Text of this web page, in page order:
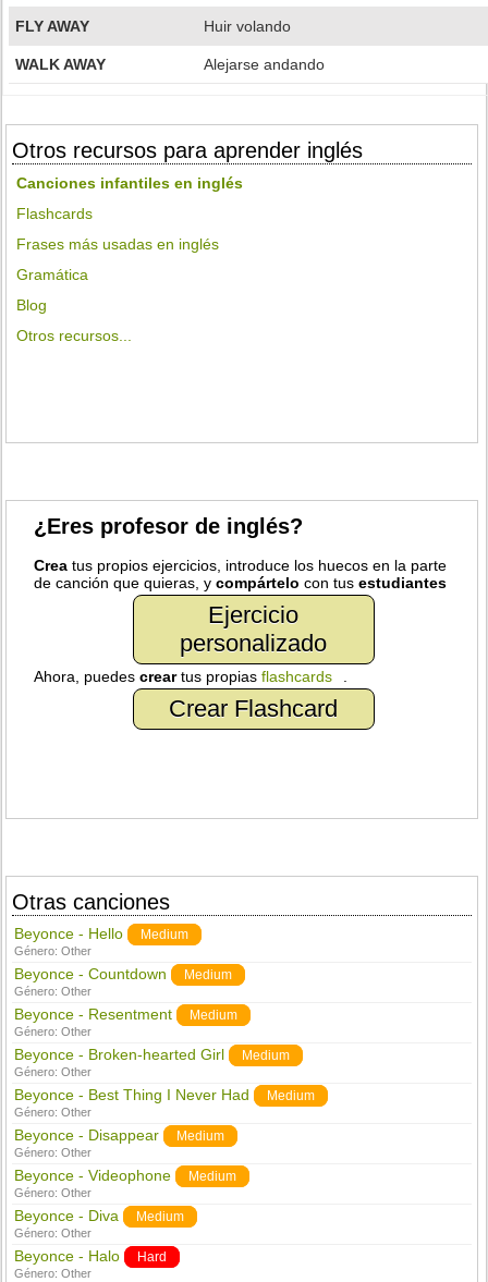
FLY AWAY Huir volando
WALK AWAY Alejarse andando
Otros recursos para aprender inglés
Canciones infantiles en inglés
Flashcards
Frases más usadas en inglés
Gramática
Blog
Otros recursos...
¿Eres profesor de inglés?
Crea tus propios ejercicios, introduce los huecos en la parte
de canción que quieras, ycompártelo con tusestudiantes
Ejercicio
personalizado
Ahora, puedescreartus propiasflashcards
Crear Flashcard
Otras canciones
Beyonce - Hello Medium
Género:Other
Beyonce - Countdown Medium
Género:Other
Beyonce - Resentment Medium
Género:Other
Beyonce - Broken-hearted Girl Medium
Género:Other
Beyonce - Best Thing I Never Had Medium
Género:Other
Beyonce - Disappear Medium
Género:Other
Beyonce - Videophone Medium
Género:Other
Beyonce - Diva Medium
Género:Other
Beyonce - Halo Hard
Género:Other